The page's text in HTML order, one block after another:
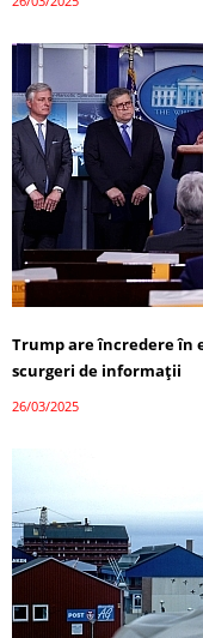
Trump are încredere în
scurgeri de informații
26/03/2025